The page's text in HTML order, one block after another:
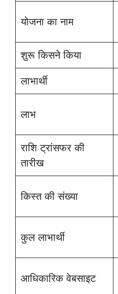
योजना का नाम
शुरू किसने किया
लाभार्थी
लाभ
राशि ट्रांसफर की
तारीख
किस्त की संख्या
कुल लाभार्थी
आधिकारिक वेबसाइट